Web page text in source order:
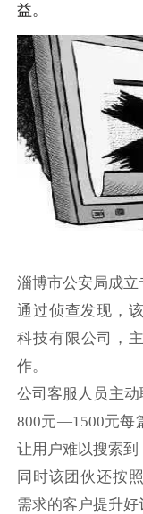
益。
淄博市公安局成立
通过侦查发现，
科技有限公司，
作。
公司客服人员主
800元—1500元每
让用户难以搜索到
同时该团伙还按
需求的客户提升好